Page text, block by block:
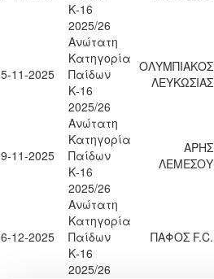
Κ-16
2025/26
11-2025
Ανώτατη
Κατηγορία
Παίδων
Κ-16
2025/26
ΟΛΥΜΠΙΑΚΟΣ
ΛΕΥΚΩΣΙΑΣ
11-2025
Ανώτατη
Κατηγορία
Παίδων
Κ-16
2025/26
ΑΡΗΣ
ΛΕΜΕΣΟΥ
12-2025
Ανώτατη
Κατηγορία
Παίδων
Κ-16
2025/26
ΠΑΦΟΣ F.C.